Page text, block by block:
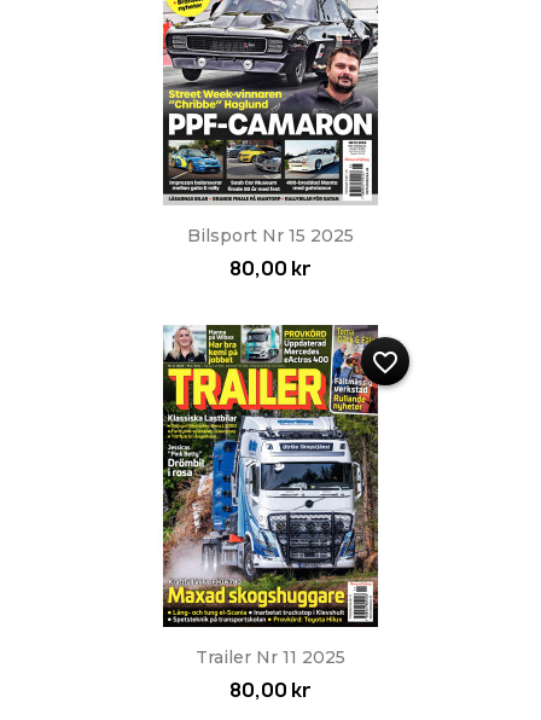
Bilsport Nr 15 2025
80,00 kr
Trailer Nr 11 2025
80,00 kr
favorite_border